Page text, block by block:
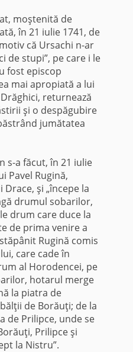
moştenită de
în 21 iulie 1741, de
că Ursachi n-ar
de stupi”, pe care i le
fost episcop
mai apropiată a lui
returnează
şi o despăgubire
jumătatea
s-a făcut, în 21 iulie
Pavel Rugină,
şi „începe la
drumul sobarilor,
drum care duce la
de prima venire a
Rugină comis
care cade în
al Horodencei, pe
hotarul merge
la piatra de
de Borăuţi; de la
de Prilipce, unde se
Prilipce şi
la Nistru”.